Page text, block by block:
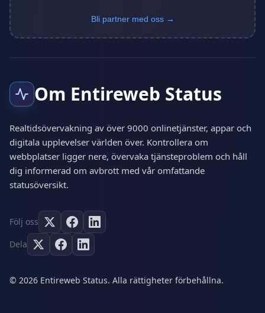
Bli partner med oss →
Om Entireweb Status
Realtidsövervakning av över 9000 onlinetjänster, appar och
digitala upplevelser världen över. Kontrollera om
webbplatser ligger nere, övervaka tjänsteproblem och håll
dig informerad om avbrott med vår omfattande
statusöversikt.
Följ oss
Dela
© 2026 Entireweb Status. Alla rättigheter förbehållna.